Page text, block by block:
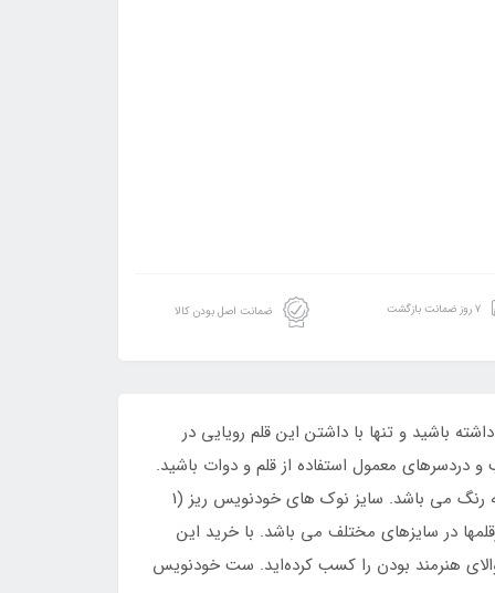
۷ روز ضمانت بازگشت ضمانت اصل بودن کالا
باشید و تنها با داشتن این قلم رویایی در
دردسرهای معمول استفاده از قلم و دوات باشید.
ست خودنویس خطاطی فارسی بزرگ شیفر شامل سه بدنه قلم و سه درب، 3 سایز نوک خودنویس و 24 عدد کپسول جوهر در سه رنگ می باشد. سایز نوک های خودنویس ریز (1
نصب سرقلمها در سایزهای مختلف می باشد. با خرید این
هنرمند بودن را کسب کرده‌اید. ست خودنویس